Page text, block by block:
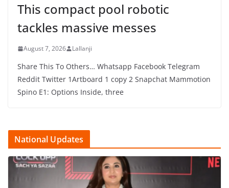
This compact pool robotic
tackles massive messes
August 7, 2026 Lallanji
Share This To Others… Whatsapp Facebook Telegram
Reddit Twitter 1Artboard 1 copy 2 Snapchat Mammotion
Spino E1: Options Inside, three
National Updates